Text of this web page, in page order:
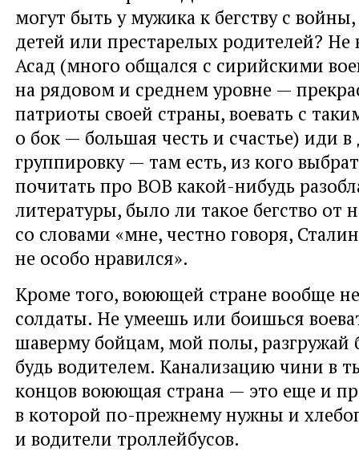
могут быть у мужика к бегству с
детей или престарелых родителей? Не
Асад (много общался с сирийскими
на рядовом и среднем уровне —
патриоты своей страны, воевать с
о бок — большая честь и счастье) иди в
группировку — там есть, из кого
почитать про ВОВ какой-нибудь
литературы, было ли такое бегство от
со словами «мне, честно говоря,
не особо нравился».
Кроме того, воюющей стране вообще
солдаты. Не умеешь или боишься
шаверму бойцам, мой полы, разгружай
будь водителем. Канализацию чини в
концов воюющая страна — это еще и
в которой по-прежнему нужны и
и водители троллейбусов.